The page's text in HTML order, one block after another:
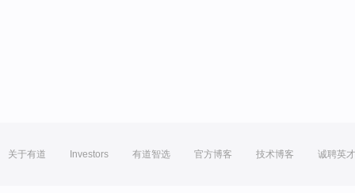
关于有道 Investors 有道智选 官方博客 技术博客 诚聘英才